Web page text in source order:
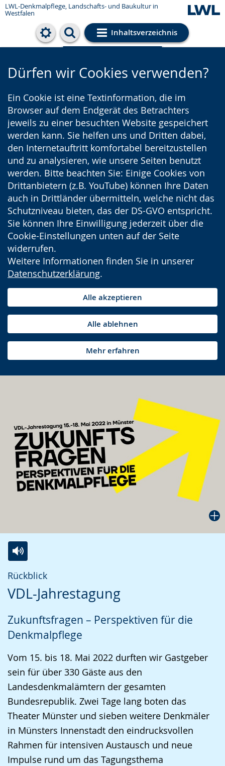
LWL-Denkmalpflege, Landschafts- und Baukultur in
Westfalen
Inhaltsverzeichnis
Cookie-Einstellungen
Dürfen wir Cookies verwenden?
Ein Cookie ist eine Textinformation, die im
Browser auf dem Endgerät des Betrachters
jeweils zu einer besuchten Website gespeichert
werden kann. Sie helfen uns und Dritten dabei,
den Internetauftritt komfortabel bereitzustellen
und zu analysieren, wie unsere Seiten benutzt
werden. Bitte beachten Sie: Einige Cookies von
Drittanbietern (z.B. YouTube) können Ihre Daten
auch in Drittländer übermitteln, welche nicht das
Schutzniveau bieten, das der DS-GVO entspricht.
Sie können Ihre Einwilligung jederzeit über die
Cookie-Einstellungen unten auf der Seite
widerrufen.
Weitere Informationen finden Sie in unserer
Datenschutzerklärung.
Alle akzeptieren
Alle ablehnen
Mehr erfahren
Rückblick
VDL-Jahrestagung
Zukunftsfragen – Perspektiven für die
Denkmalpflege
Vom 15. bis 18. Mai 2022 durften wir Gastgeber
sein für über 330 Gäste aus den
Landesdenkmalämtern der gesamten
Bundesrepublik. Zwei Tage lang boten das
Theater Münster und sieben weitere Denkmäler
in Münsters Innenstadt den eindrucksvollen
Rahmen für intensiven Austausch und neue
Impulse rund um das Tagungsthema
Leichten
Sprache
Audio-
Unterstützung.
Video
in
Gebärdensprache
wird
angezeigt.